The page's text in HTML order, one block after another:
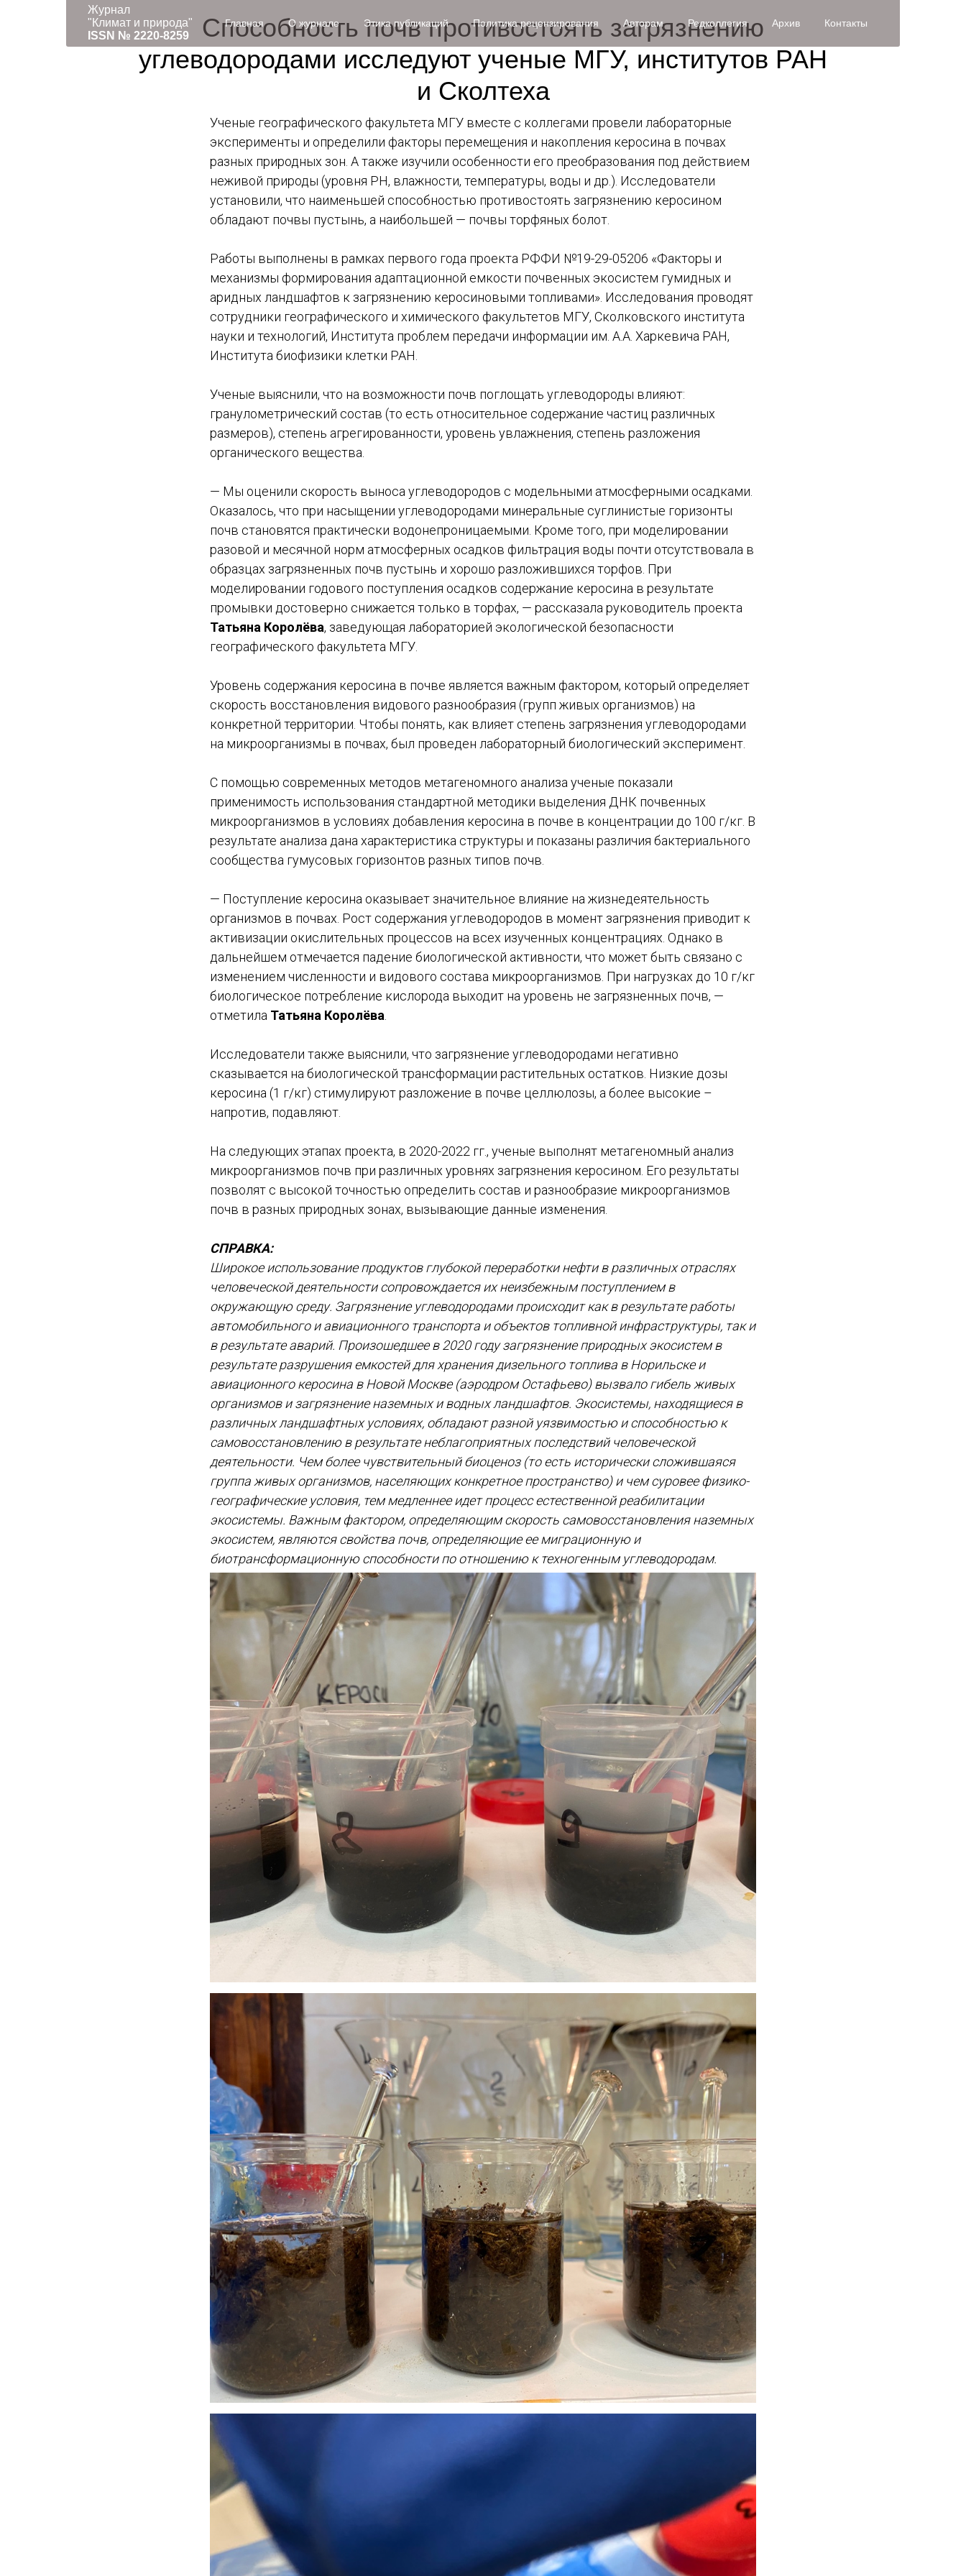
Журнал
"Климат и природа"
ISSN № 2220-8259
Главная О журнале Этика публикаций Политика рецензирования Авторам Редколлегия Архив Контакты
Способность почв противостоять загрязнению
углеводородами исследуют ученые МГУ, институтов РАН
и Сколтеха
Ученые географического факультета МГУ вместе с коллегами провели лабораторные
эксперименты и определили факторы перемещения и накопления керосина в почвах
разных природных зон. А также изучили особенности его преобразования под действием
неживой природы (уровня PH, влажности, температуры, воды и др.). Исследователи
установили, что наименьшей способностью противостоять загрязнению керосином
обладают почвы пустынь, а наибольшей — почвы торфяных болот.
Работы выполнены в рамках первого года проекта РФФИ №19-29-05206 «Факторы и
механизмы формирования адаптационной емкости почвенных экосистем гумидных и
аридных ландшафтов к загрязнению керосиновыми топливами». Исследования проводят
сотрудники географического и химического факультетов МГУ, Сколковского института
науки и технологий, Института проблем передачи информации им. А.А. Харкевича РАН,
Института биофизики клетки РАН.
Ученые выяснили, что на возможности почв поглощать углеводороды влияют:
гранулометрический состав (то есть относительное содержание частиц различных
размеров), степень агрегированности, уровень увлажнения, степень разложения
органического вещества.
— Мы оценили скорость выноса углеводородов с модельными атмосферными осадками.
Оказалось, что при насыщении углеводородами минеральные суглинистые горизонты
почв становятся практически водонепроницаемыми. Кроме того, при моделировании
разовой и месячной норм атмосферных осадков фильтрация воды почти отсутствовала в
образцах загрязненных почв пустынь и хорошо разложившихся торфов. При
моделировании годового поступления осадков содержание керосина в результате
промывки достоверно снижается только в торфах, — рассказала руководитель проекта
Татьяна Королёва, заведующая лабораторией экологической безопасности
географического факультета МГУ.
Уровень содержания керосина в почве является важным фактором, который определяет
скорость восстановления видового разнообразия (групп живых организмов) на
конкретной территории. Чтобы понять, как влияет степень загрязнения углеводородами
на микроорганизмы в почвах, был проведен лабораторный биологический эксперимент.
С помощью современных методов метагеномного анализа ученые показали
применимость использования стандартной методики выделения ДНК почвенных
микроорганизмов в условиях добавления керосина в почве в концентрации до 100 г/кг. В
результате анализа дана характеристика структуры и показаны различия бактериального
сообщества гумусовых горизонтов разных типов почв.
— Поступление керосина оказывает значительное влияние на жизнедеятельность
организмов в почвах. Рост содержания углеводородов в момент загрязнения приводит к
активизации окислительных процессов на всех изученных концентрациях. Однако в
дальнейшем отмечается падение биологической активности, что может быть связано с
изменением численности и видового состава микроорганизмов. При нагрузках до 10 г/кг
биологическое потребление кислорода выходит на уровень не загрязненных почв, —
отметила Татьяна Королёва
Исследователи также выяснили, что загрязнение углеводородами негативно
сказывается на биологической трансформации растительных остатков. Низкие дозы
керосина (1 г/кг) стимулируют разложение в почве целлюлозы, а более высокие –
напротив, подавляют.
На следующих этапах проекта, в 2020-2022 гг., ученые выполнят метагеномный анализ
микроорганизмов почв при различных уровнях загрязнения керосином. Его результаты
позволят с высокой точностью определить состав и разнообразие микроорганизмов
почв в разных природных зонах, вызывающие данные изменения.
СПРАВКА:
Широкое использование продуктов глубокой переработки нефти в различных отраслях
человеческой деятельности сопровождается их неизбежным поступлением в
окружающую среду. Загрязнение углеводородами происходит как в результате работы
автомобильного и авиационного транспорта и объектов топливной инфраструктуры, так и
в результате аварий. Произошедшее в 2020 году загрязнение природных экосистем в
результате разрушения емкостей для хранения дизельного топлива в Норильске и
авиационного керосина в Новой Москве (аэродром Остафьево) вызвало гибель живых
организмов и загрязнение наземных и водных ландшафтов. Экосистемы, находящиеся в
различных ландшафтных условиях, обладают разной уязвимостью и способностью к
самовосстановлению в результате неблагоприятных последствий человеческой
деятельности. Чем более чувствительный биоценоз (то есть исторически сложившаяся
группа живых организмов, населяющих конкретное пространство) и чем суровее физико-
географические условия, тем медленнее идет процесс естественной реабилитации
экосистемы. Важным фактором, определяющим скорость самовосстановления наземных
экосистем, являются свойства почв, определяющие ее миграционную и
биотрансформационную способности по отношению к техногенным углеводородам.